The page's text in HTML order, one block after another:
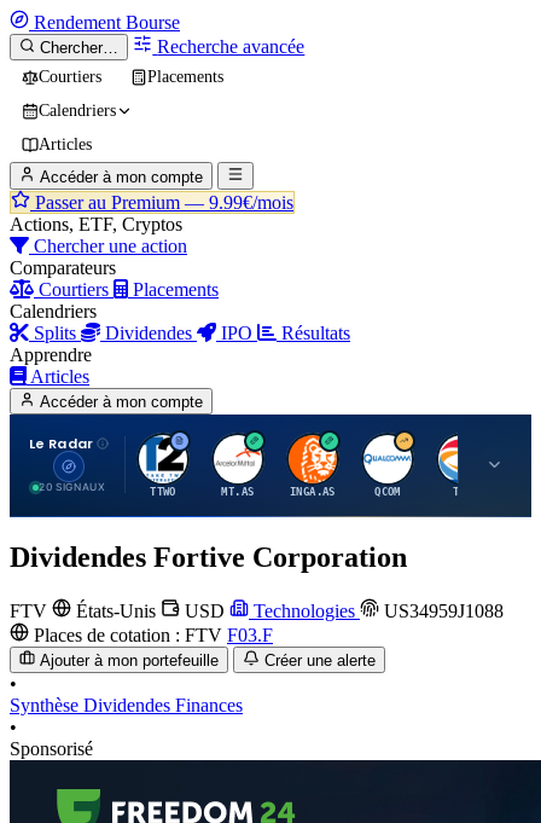
Rendement Bourse
Chercher… Recherche avancée
Courtiers
Placements
Calendriers
Articles
Accéder à mon compte
Passer au Premium — 9.99€/mois
Actions, ETF, Cryptos
Chercher une action
Comparateurs
Courtiers
Placements
Calendriers
Splits
Dividendes IPO
Résultats
Apprendre
Articles
Accéder à mon compte
Le Radar
20 SIGNAUX
T
TTWO
A
MT.AS
I
INGA.AS
Q
QCOM
T
TTE
Dividendes Fortive Corporation
FTV États-Unis USD Technologies
US34959J1088
Places de cotation : FTV F03.F
Ajouter à mon portefeuille Créer une alerte
•
Synthèse Dividendes Finances
•
Sponsorisé